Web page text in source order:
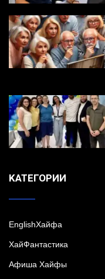
KАТЕГОРИИ
EnglishХайфа
XайФантастика
Афиша Хайфы